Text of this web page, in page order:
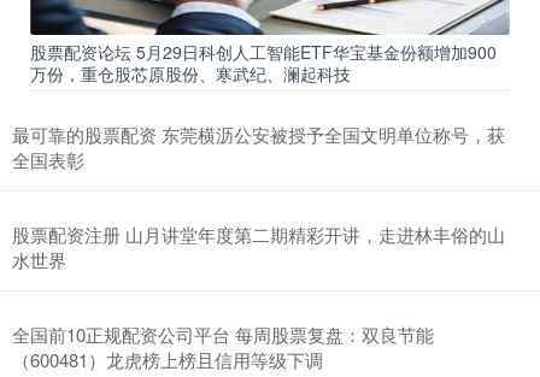
股票配资论坛 5月29日科创人工智能ETF华宝基金份额增加900
万份，重仓股芯原股份、寒武纪、澜起科技
最可靠的股票配资 东莞横沥公安被授予全国文明单位称号，获
全国表彰
股票配资注册 山月讲堂年度第二期精彩开讲，走进林丰俗的山
水世界
全国前10正规配资公司平台 每周股票复盘：双良节能
（600481）龙虎榜上榜且信用等级下调